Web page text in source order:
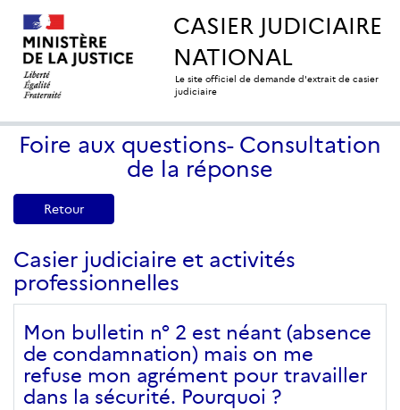
CASIER JUDICIAIRE
NATIONAL
Le site officiel de demande d'extrait de casier
judiciaire
Foire aux questions- Consultation
de la réponse
Retour
Casier judiciaire et activités
professionnelles
Mon bulletin n° 2 est néant (absence
de condamnation) mais on me
refuse mon agrément pour travailler
dans la sécurité. Pourquoi ?